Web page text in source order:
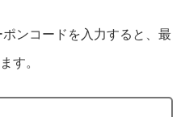
ンコードを入力すると、最
す。